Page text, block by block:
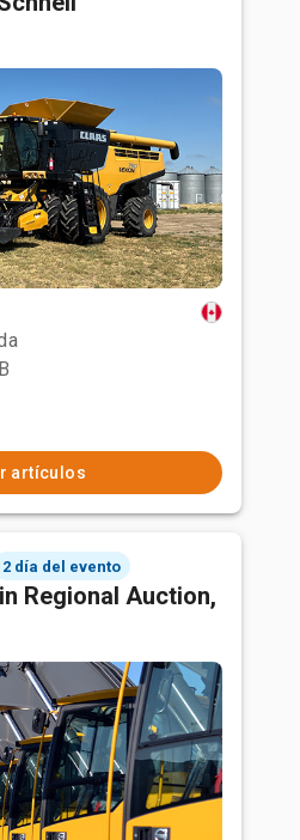
artículos
2 día del evento
Regional Auction,